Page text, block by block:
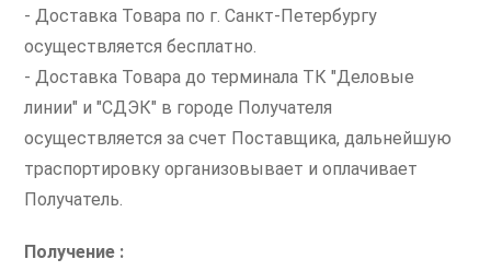
- Доставка Товара по г. Санкт-Петербургу
осуществляется бесплатно.
- Доставка Товара до терминала ТК "Деловые
линии" и "СДЭК" в городе Получателя
осуществляется за счет Поставщика, дальнейшую
траспортировку организовывает и оплачивает
Получатель.
Получение :